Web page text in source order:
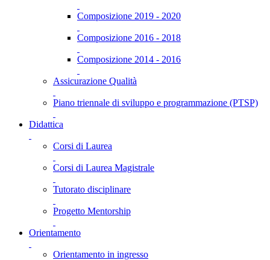
Composizione 2019 - 2020
Composizione 2016 - 2018
Composizione 2014 - 2016
Assicurazione Qualità
Piano triennale di sviluppo e programmazione (PTSP)
Didattica
Corsi di Laurea
Corsi di Laurea Magistrale
Tutorato disciplinare
Progetto Mentorship
Orientamento
Orientamento in ingresso